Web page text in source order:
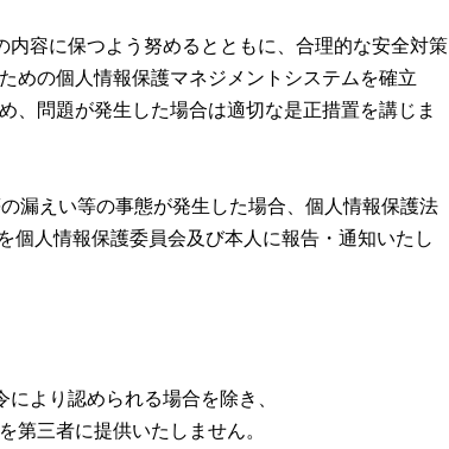
容に保つよう努めるとともに、合理的な安全対策
めの個人情報保護マネジメントシステムを確立
、問題が発生した場合は適切な是正措置を講じま
漏えい等の事態が発生した場合、個人情報保護法
人情報保護委員会及び本人に報告・通知いたし
より認められる場合を除き、
第三者に提供いたしません。